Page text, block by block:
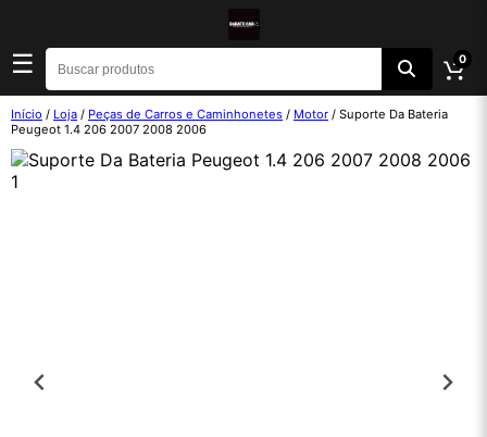
☰ 0
Início / Loja / Peças de Carros e Caminhonetes / Motor / Suporte Da Bateria
Peugeot 1.4 206 2007 2008 2006